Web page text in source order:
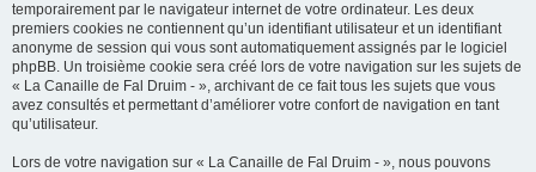
temporairement par le navigateur internet de votre ordinateur. Les deux
premiers cookies ne contiennent qu’un identifiant utilisateur et un identifiant
anonyme de session qui vous sont automatiquement assignés par le logiciel
phpBB. Un troisième cookie sera créé lors de votre navigation sur les sujets de
« La Canaille de Fal Druim - », archivant de ce fait tous les sujets que vous
avez consultés et permettant d’améliorer votre confort de navigation en tant
qu’utilisateur.
Lors de votre navigation sur « La Canaille de Fal Druim - », nous pouvons